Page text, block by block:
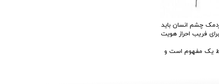
چشم انسان باید
فریب احراز هویت
یک مفهوم است و